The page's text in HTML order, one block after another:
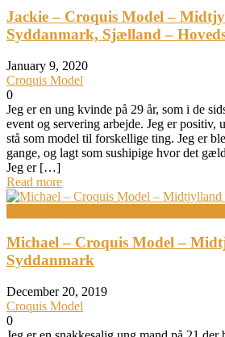
Jackie – Croquis Model –
Syddanmark, Sjælland –
January 9, 2020
Croquis Model
0
Jeg er en ung kvinde på 29 år, som i de
event og servering arbejde. Jeg er positiv,
stå som model til forskellige ting. Jeg er
gange, og lagt som sushipige hvor det
Jeg er […]
Read more
Michael – Croquis Model –
Syddanmark
December 20, 2019
Croquis Model
0